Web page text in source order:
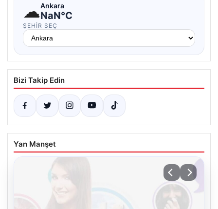
☁Ankara
NaN°C
ŞEHIR SEÇ
Bizi Takip Edin
Yan Manşet